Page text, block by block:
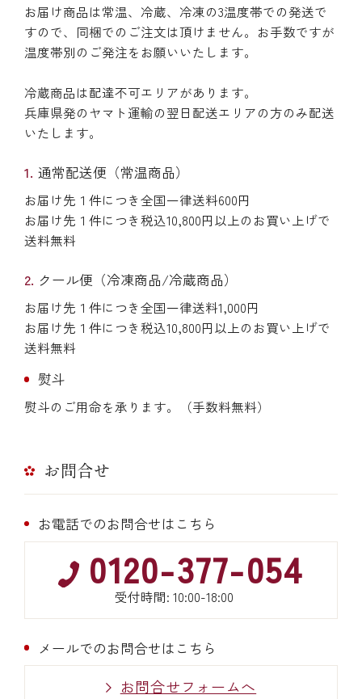
お届け商品は常温、冷蔵、冷凍の3温度帯での発送で
すので、同梱でのご注文は頂けません。お手数ですが
温度帯別のご発注をお願いいたします。
冷蔵商品は配達不可エリアがあります。
兵庫県発のヤマト運輸の翌日配送エリアの方のみ配送
いたします。
通常配送便（常温商品）
お届け先１件につき全国一律送料600円
お届け先１件につき税込10,800円以上のお買い上げで
送料無料
クール便（冷凍商品/冷蔵商品）
お届け先１件につき全国一律送料1,000円
お届け先１件につき税込10,800円以上のお買い上げで
送料無料
熨斗
熨斗のご用命を承ります。（手数料無料）
お問合せ
お電話でのお問合せはこちら
0120-377-054
受付時間: 10:00-18:00
メールでのお問合せはこちら
お問合せフォームへ